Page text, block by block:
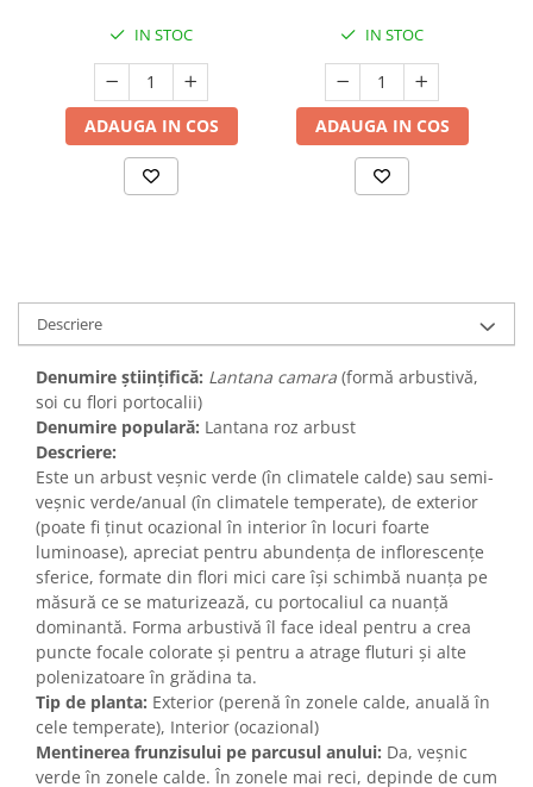
IN STOC
ADAUGA IN COS
IN STOC
ADAUGA IN COS
Descriere
Denumire științifică: Lantana camara (formă arbustivă,
soi cu flori portocalii)
Denumire populară: Lantana roz arbust
Descriere:
Este un arbust veșnic verde (în climatele calde) sau semi-
veșnic verde/anual (în climatele temperate), de exterior
(poate fi ținut ocazional în interior în locuri foarte
luminoase), apreciat pentru abundența de inflorescențe
sferice, formate din flori mici care își schimbă nuanța pe
măsură ce se maturizează, cu portocaliul ca nuanță
dominantă. Forma arbustivă îl face ideal pentru a crea
puncte focale colorate și pentru a atrage fluturi și alte
polenizatoare în grădina ta.
Tip de planta: Exterior (perenă în zonele calde, anuală în
cele temperate), Interior (ocazional)
Mentinerea frunzisului pe parcusul anului: Da, veșnic
verde în zonele calde. În zonele mai reci, depinde de cum